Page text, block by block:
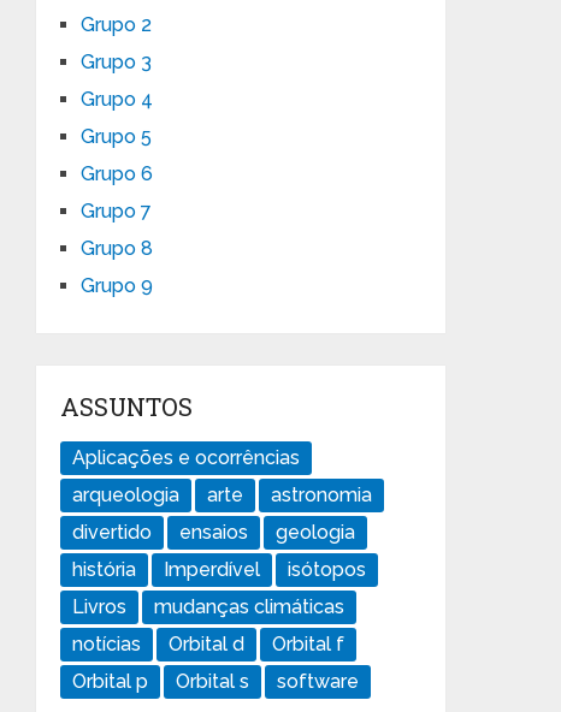
Grupo 2
Grupo 3
Grupo 4
Grupo 5
Grupo 6
Grupo 7
Grupo 8
Grupo 9
ASSUNTOS
Aplicações e ocorrências
arqueologia
arte
astronomia
divertido
ensaios
geologia
história
Imperdível
isótopos
Livros
mudanças climáticas
notícias
Orbital d
Orbital f
Orbital p
Orbital s software